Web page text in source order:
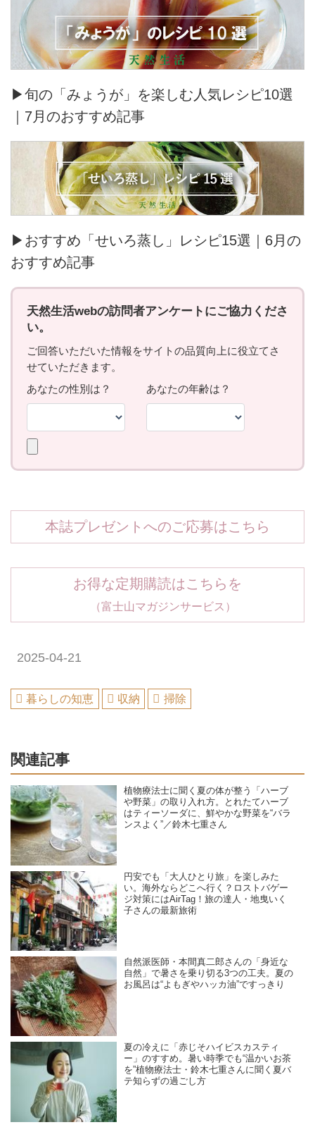
▶旬の「みょうが」を楽しむ人気レシピ10選
｜7月のおすすめ記事
▶おすすめ「せいろ蒸し」レシピ15選｜6月の
おすすめ記事
本誌プレゼントへのご応募はこちら
お得な定期購読はこちらを
（富士山マガジンサービス）
2025-04-21
暮らしの知恵 収納 掃除
関連記事
植物療法士に聞く夏の体が整う「ハーブ
や野菜」の取り入れ方。とれたてハーブ
はティーソーダに、鮮やかな野菜を“バラ
ンスよく”／鈴木七重さん
円安でも「大人ひとり旅」を楽しみた
い。海外ならどこへ行く？ロストバゲー
ジ対策にはAirTag！旅の達人・地曳いく
子さんの最新旅術
自然派医師・本間真二郎さんの「身近な
自然」で暑さを乗り切る3つの工夫。夏の
お風呂は“よもぎやハッカ油”ですっきり
夏の冷えに「赤じそハイビスカスティ
ー」のすすめ。暑い時季でも“温かいお茶
を”植物療法士・鈴木七重さんに聞く夏バ
テ知らずの過ごし方